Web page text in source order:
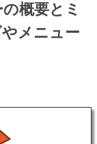
概要とミ
メニュー